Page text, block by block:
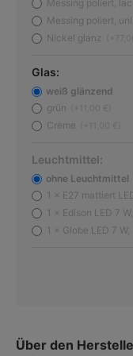
Messing poliert,
(Diese Option ist
Messing poliert,
(Diese Option ist
Nickel glanz
Glas:
weiß glänzend
(Diese Option ist
grün
Crème
Leuchtmittel:
ohne Leuchtmittel
1 × E27 mattiert
1 × Edison LED 7
1 × Globe LED 7
Über den